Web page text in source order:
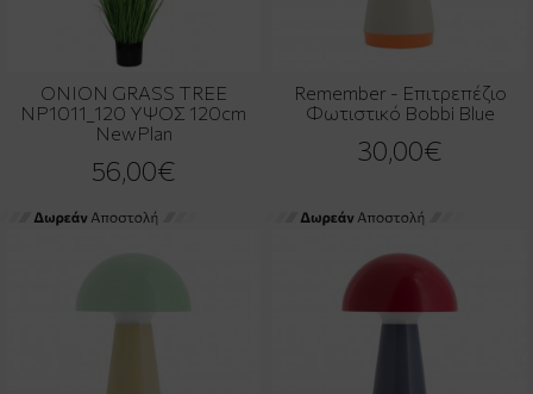
ONION GRASS TREE
NP1011_120 ΥΨΟΣ 120cm
NewPlan
56,00€
Remember - Επιτρεπέζιο
Φωτιστικό Bobbi Blue
30,00€